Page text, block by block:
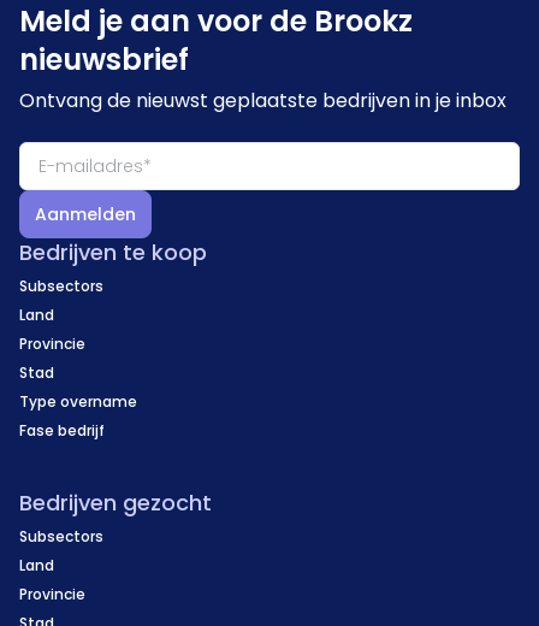
Meld je aan voor de Brookz
nieuwsbrief
Ontvang de nieuwst geplaatste bedrijven in je inbox
Aanmelden
Bedrijven te koop
Subsectors
Land
Provincie
Stad
Type overname
Fase bedrijf
Bedrijven gezocht
Subsectors
Land
Provincie